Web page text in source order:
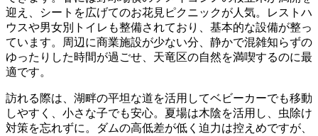
迎え、シートを広げてのお花見ピクニックが人気。レストハ
ウスや男女別トイレも整備されており、基本的な設備が整っ
ています。周辺に商業施設が少ない分、静かで混雑知らずの
ゆったりした時間が過ごせ、天竜区の自然を満喫するのに最
適です。
訪れる際は、湖畔の平坦な道を活用してベビーカーでも移動
しやすく、小さな子でも安心。夏場は木陰を活用し、虫除け
対策を忘れずに。ダムの高低差が低く迫力は控えめですが、